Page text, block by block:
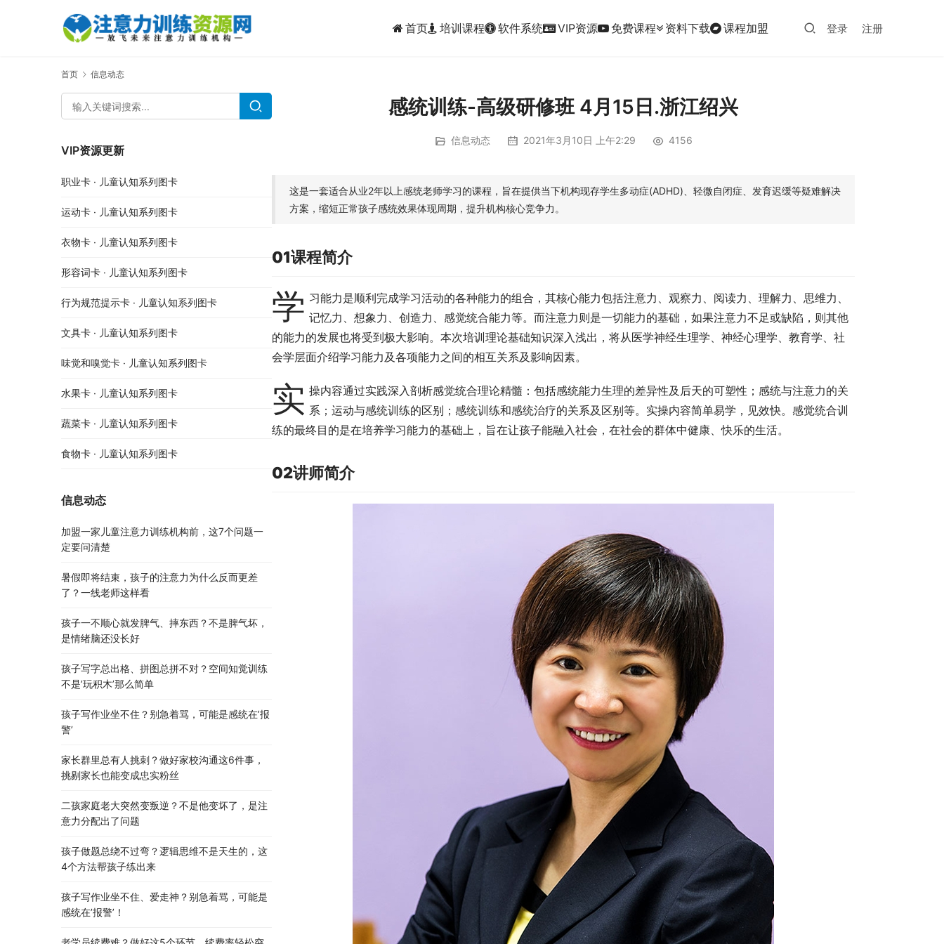
首页 培训课程 软件系统 VIP资源 免费课程 资料下载 课程加盟 登录 注册
首页 信息动态
感统训练-高级研修班 4月15日.浙江绍兴
信息动态 2021年3月10日 上午2:29 4156
这是一套适合从业2年以上感统老师学习的课程，旨在提供当下机构现存学生多动症(ADHD)、轻微自闭症、发育迟缓等疑难解决
方案，缩短正常孩子感统效果体现周期，提升机构核心竞争力。
01课程简介
学 习能力是顺利完成学习活动的各种能力的组合，其核心能力包括注意力、观察力、阅读力、理解力、思维力、
记忆力、想象力、创造力、感觉统合能力等。而注意力则是一切能力的基础，如果注意力不足或缺陷，则其他
的能力的发展也将受到极大影响。本次培训理论基础知识深入浅出，将从医学神经生理学、神经心理学、教育学、社
会学层面介绍学习能力及各项能力之间的相互关系及影响因素。
实 操内容通过实践深入剖析感觉统合理论精髓：包括感统能力生理的差异性及后天的可塑性；感统与注意力的关
系；运动与感统训练的区别；感统训练和感统治疗的关系及区别等。实操内容简单易学，见效快。感觉统合训
练的最终目的是在培养学习能力的基础上，旨在让孩子能融入社会，在社会的群体中健康、快乐的生活。
02讲师简介
VIP资源更新
职业卡 · 儿童认知系列图卡
运动卡 · 儿童认知系列图卡
衣物卡 · 儿童认知系列图卡
形容词卡 · 儿童认知系列图卡
行为规范提示卡 · 儿童认知系列图卡
文具卡 · 儿童认知系列图卡
味觉和嗅觉卡 · 儿童认知系列图卡
水果卡 · 儿童认知系列图卡
蔬菜卡 · 儿童认知系列图卡
食物卡 · 儿童认知系列图卡
信息动态
加盟一家儿童注意力训练机构前，这7个问题一
定要问清楚
暑假即将结束，孩子的注意力为什么反而更差
了？一线老师这样看
孩子一不顺心就发脾气、摔东西？不是脾气坏，
是情绪脑还没长好
孩子写字总出格、拼图总拼不对？空间知觉训练
不是’玩积木’那么简单
孩子写作业坐不住？别急着骂，可能是感统在’报
警’
家长群里总有人挑刺？做好家校沟通这6件事，
挑剔家长也能变成忠实粉丝
二孩家庭老大突然变叛逆？不是他变坏了，是注
意力分配出了问题
孩子做题总绕不过弯？逻辑思维不是天生的，这
4个方法帮孩子练出来
孩子写作业坐不住、爱走神？别急着骂，可能是
感统在’报警’！